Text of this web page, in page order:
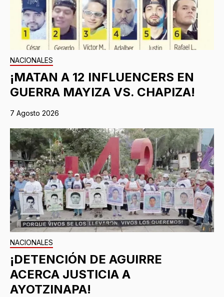
NACIONALES
¡MATAN A 12 INFLUENCERS EN
GUERRA MAYIZA VS. CHAPIZA!
7 Agosto 2026
NACIONALES
¡DETENCIÓN DE AGUIRRE
ACERCA JUSTICIA A
AYOTZINAPA!